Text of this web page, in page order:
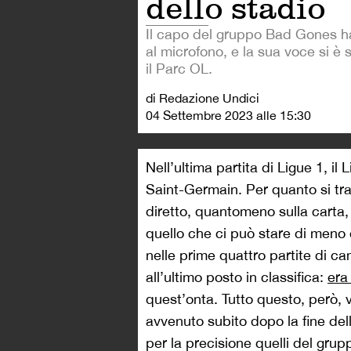
dello stadio
Il capo del gruppo Bad Gones
al microfono, e la sua voce si è
il Parc OL.
di Redazione Undici
04 Settembre 2023 alle 15:30
Nell’ultima partita di Ligue 1, il
Saint-Germain. Per quanto si
diretto, quantomeno sulla
quello che ci può stare di meno
nelle prime quattro partite di
all’ultimo posto in classifica:
quest’onta. Tutto questo,
avvenuto subito dopo la fine
per la precisione quelli del